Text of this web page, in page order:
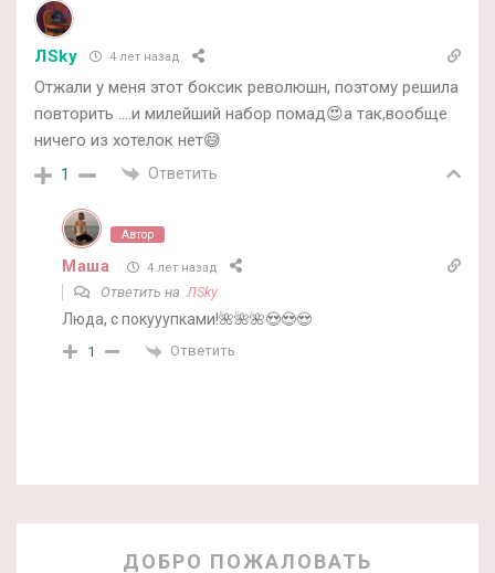
ЛSky 4 лет назад
Отжали у меня этот боксик революшн, поэтому решила
повторить ….и милейший набор помад😍а так,вообще
ничего из хотелок нет😅
1 Ответить
Автор
Маша 4 лет назад
Ответить наЛSky
Люда, с покууупками!🌺🌺🌺😍😍😍
1 Ответить
ДОБРО ПОЖАЛОВАТЬ